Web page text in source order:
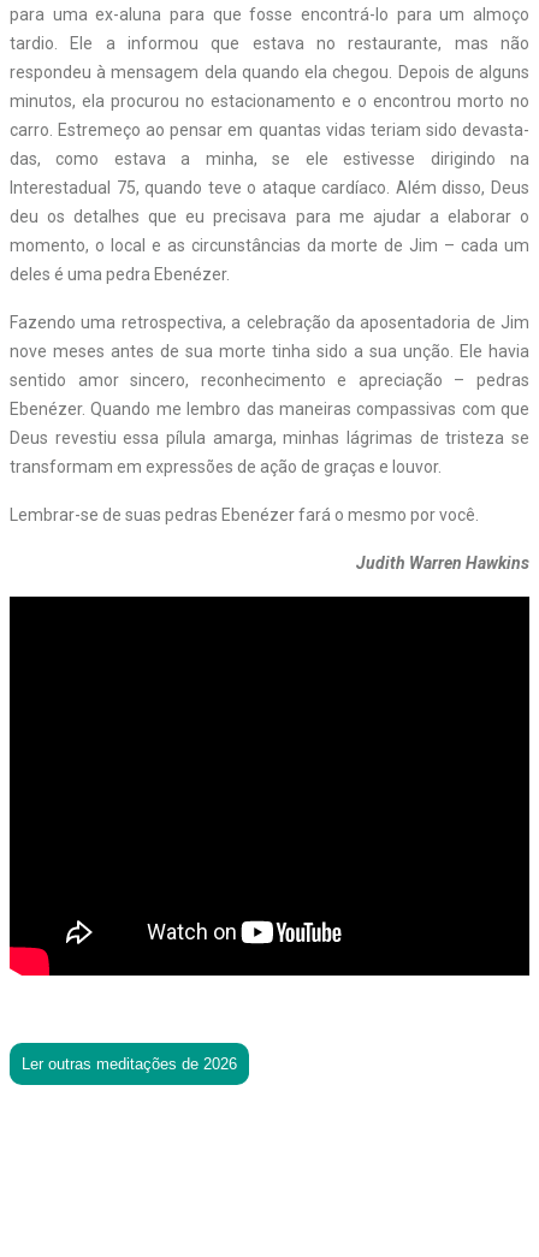
para uma ex-aluna para que fosse encontrá-lo para um almoço
tardio. Ele a informou que estava no restaurante, mas não
respondeu à mensagem dela quando ela chegou. Depois de alguns
minutos, ela procurou no estacionamento e o encontrou morto no
carro. Estremeço ao pensar em quantas vidas teriam sido devasta-
das, como estava a minha, se ele estivesse dirigindo na
Interestadual 75, quando teve o ataque cardíaco. Além disso, Deus
deu os detalhes que eu precisava para me ajudar a elaborar o
momento, o local e as circunstâncias da morte de Jim – cada um
deles é uma pedra Ebenézer.
Fazendo uma retrospectiva, a celebração da aposentadoria de Jim
nove meses antes de sua morte tinha sido a sua unção. Ele havia
sentido amor sincero, reconhecimento e apreciação – pedras
Ebenézer. Quando me lembro das maneiras compassivas com que
Deus revestiu essa pílula amarga, minhas lágrimas de tristeza se
transformam em expressões de ação de graças e louvor.
Lembrar-se de suas pedras Ebenézer fará o mesmo por você.
Judith Warren Hawkins
Ler outras meditações de 2026